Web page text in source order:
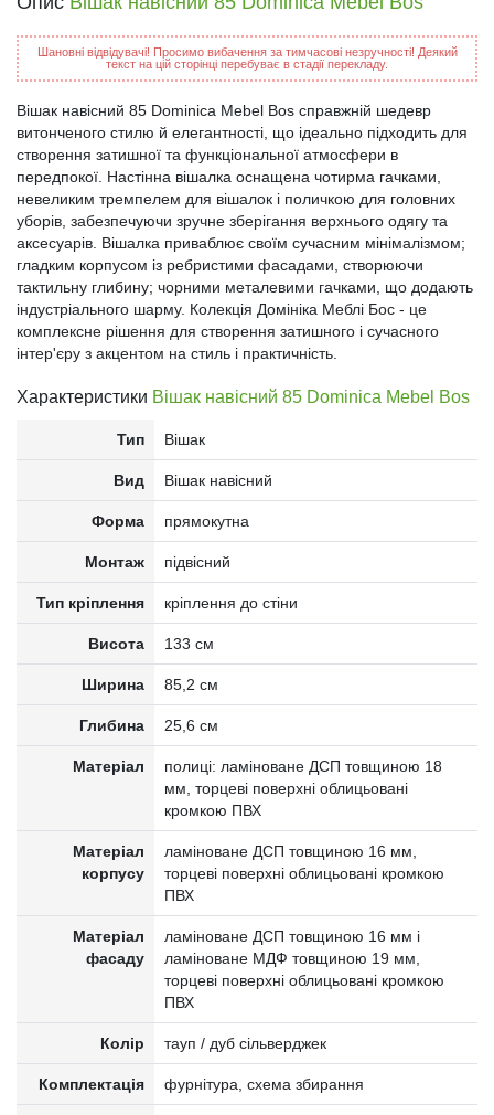
Шановні відвідувачі! Просимо вибачення за тимчасові незручності! Деякий
текст на цій сторінці перебуває в стадії перекладу.
Вішак навісний 85 Dominica Mebel Bos справжній шедевр
витонченого стилю й елегантності, що ідеально підходить для
створення затишної та функціональної атмосфери в
передпокої. Настінна вішалка оснащена чотирма гачками,
невеликим тремпелем для вішалок і поличкою для головних
уборів, забезпечуючи зручне зберігання верхнього одягу та
аксесуарів. Вішалка приваблює своїм сучасним мінімалізмом;
гладким корпусом із ребристими фасадами, створюючи
тактильну глибину; чорними металевими гачками, що додають
індустріального шарму. Колекція Домініка Меблі Бос - це
комплексне рішення для створення затишного і сучасного
інтер'єру з акцентом на стиль і практичність.
Характеристики Вішак навісний 85 Dominica Mebel Bos
Тип Вішак
Вид Вішак навісний
Форма прямокутна
Монтаж підвісний
Тип кріплення кріплення до стіни
Висота 133 см
Ширина 85,2 см
Глибина 25,6 см
Матеріал
полиці: ламіноване ДСП товщиною 18
мм, торцеві поверхні облицьовані
кромкою ПВХ
Матеріал
корпусу
ламіноване ДСП товщиною 16 мм,
торцеві поверхні облицьовані кромкою
ПВХ
Матеріал
фасаду
ламіноване ДСП товщиною 16 мм і
ламіноване МДФ товщиною 19 мм,
торцеві поверхні облицьовані кромкою
ПВХ
Колір тауп / дуб сільверджек
Комплектація фурнітура, схема збирання